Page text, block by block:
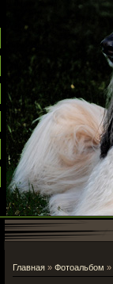
Главная» Фотоальбом »